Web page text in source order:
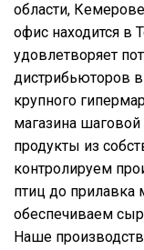
области,
офис находится в
удовлетворяет
дистрибьюторов
крупного
магазина
продукты из
контролируем
птиц до прилавка
обеспечиваем
Наше